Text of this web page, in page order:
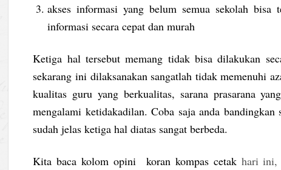
akses informasi yang belum semua sekolah bisa
informasi secara cepat dan murah
Ketiga hal tersebut memang tidak bisa dilakukan
sekarang ini dilaksanakan sangatlah tidak memenuhi
kualitas guru yang berkualitas, sarana prasarana
mengalami ketidakadilan. Coba saja anda
sudah jelas ketiga hal diatas sangat berbeda.
Kita baca kolom opini koran kompas cetak hari ini,